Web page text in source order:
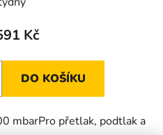
Kč
DO KOŠÍKU
mbarPro přetlak, podtlak a